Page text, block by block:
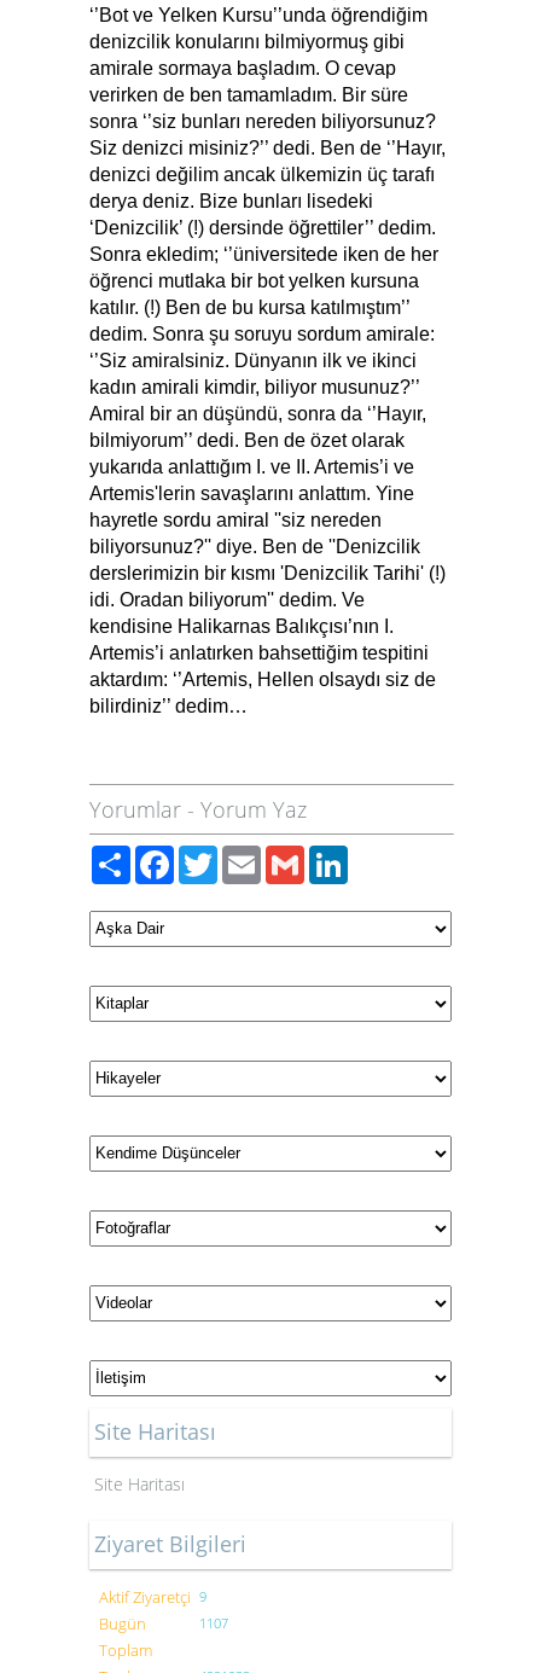
‘’Bot ve Yelken Kursu’’unda öğrendiğim
denizcilik konularını bilmiyormuş gibi
amirale sormaya başladım. O cevap
verirken de ben tamamladım. Bir süre
sonra ‘’siz bunları nereden biliyorsunuz?
Siz denizci misiniz?’’ dedi. Ben de ‘’Hayır,
denizci değilim ancak ülkemizin üç tarafı
derya deniz. Bize bunları lisedeki
‘Denizcilik’ (!) dersinde öğrettiler’’ dedim.
Sonra ekledim; ‘’üniversitede iken de her
öğrenci mutlaka bir bot yelken kursuna
katılır. (!) Ben de bu kursa katılmıştım’’
dedim. Sonra şu soruyu sordum amirale:
‘’Siz amiralsiniz. Dünyanın ilk ve ikinci
kadın amirali kimdir, biliyor musunuz?’’
Amiral bir an düşündü, sonra da ‘’Hayır,
bilmiyorum’’ dedi. Ben de özet olarak
yukarıda anlattığım I. ve II. Artemis’i ve
Artemis'lerin savaşlarını anlattım. Yine
hayretle sordu amiral ''siz nereden
biliyorsunuz?'' diye. Ben de ''Denizcilik
derslerimizin bir kısmı 'Denizcilik Tarihi' (!)
idi. Oradan biliyorum'' dedim. Ve
kendisine Halikarnas Balıkçısı’nın I.
Artemis’i anlatırken bahsettiğim tespitini
aktardım: ‘’Artemis, Hellen olsaydı siz de
bilirdiniz’’ dedim…
Yorumlar - Yorum Yaz
PaylaşFacebook
TwitterEmailGmail
Site Haritası
Site Haritası
Ziyaret Bilgileri
Aktif Ziyaretçi 9
Bugün
Toplam
1107